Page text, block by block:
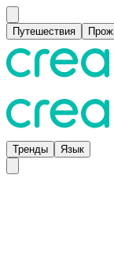
Путешествия
Тренды Язык